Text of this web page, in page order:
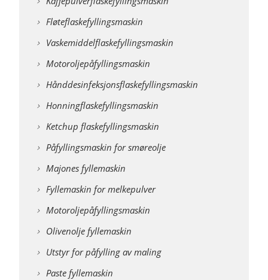
Fløteflaskefyllingsmaskin
Vaskemiddelflaskefyllingsmaskin
Motoroljepåfyllingsmaskin
Hånddesinfeksjonsflaskefyllingsmaskin
Honningflaskefyllingsmaskin
Ketchup flaskefyllingsmaskin
Påfyllingsmaskin for smøreolje
Majones fyllemaskin
Fyllemaskin for melkepulver
Motoroljepåfyllingsmaskin
Olivenolje fyllemaskin
Utstyr for påfylling av maling
Paste fyllemaskin